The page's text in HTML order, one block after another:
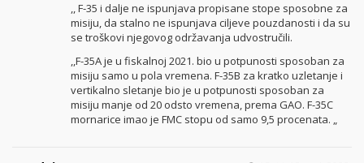
,, F-35 i dalje ne ispunjava propisane stope sposobne za
misiju, da stalno ne ispunjava ciljeve pouzdanosti i da su
se troškovi njegovog održavanja udvostručili.
,,F-35A je u fiskalnoj 2021. bio u potpunosti sposoban za
misiju samo u pola vremena. F-35B za kratko uzletanje i
vertikalno sletanje bio je u potpunosti sposoban za
misiju manje od 20 odsto vremena, prema GAO. F-35C
mornarice imao je FMC stopu od samo 9,5 procenata. „